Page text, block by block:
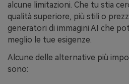
alcune limitazioni. Che tu stia
qualità superiore, più stili o
generatori di immagini AI che
meglio le tue esigenze.
Alcune delle alternative più
sono: